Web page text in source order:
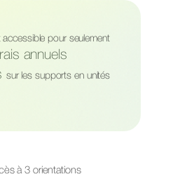
pour seulement
annuels
sur les supports en unités
à 3 orientations